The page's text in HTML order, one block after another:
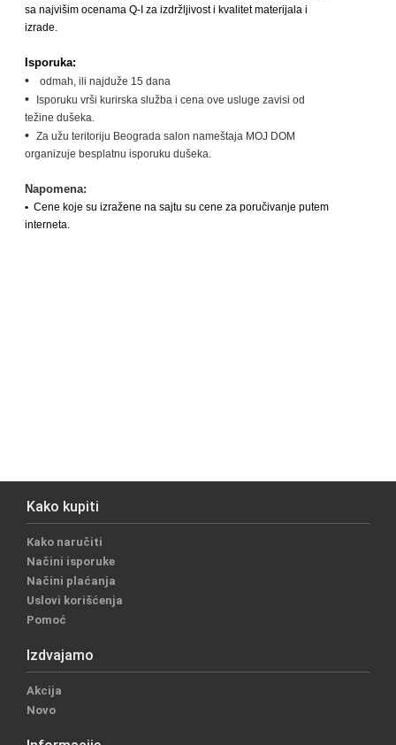
sa najvišim ocenama Q-I za izdržljivost i kvalitet materijala i
izrade.
Isporuka:
• odmah, ili najduže 15 dana
•
Isporuku vrši kurirska služba i cena ove usluge zavisi od
težine dušeka.
• Za užu teritoriju Beograda salon nameštaja MOJ DOM
organizuje besplatnu isporuku dušeka.
Napomena:
• Cene koje su izražene na sajtu su cene za poručivanje putem
interneta.
Kako kupiti
Kako naručiti
Načini isporuke
Načini plaćanja
Uslovi korišćenja
Pomoć
Izdvajamo
Akcija
Novo